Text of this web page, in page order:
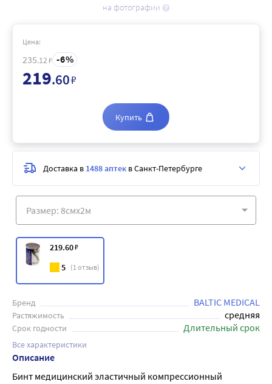
на фотографии
219.60₽
5 (1отзыв)
Бренд BALTIC MEDICAL
Растяжимость средняя
Срок годности Длительный срок
Все характеристики
Описание
Бинт медицинский эластичный компрессионный
Цена:
235.12 ₽ 6
219.60₽
Купить
Доставка в 1488 аптек в Санкт-Петербурге